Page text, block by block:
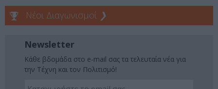
Νέοι Διαγωνισμοί ❯
Newsletter
Κάθε βδομάδα στο e-mail σας τα τελευταία νέα για
την Τέχνη και τον Πολιτισμό!